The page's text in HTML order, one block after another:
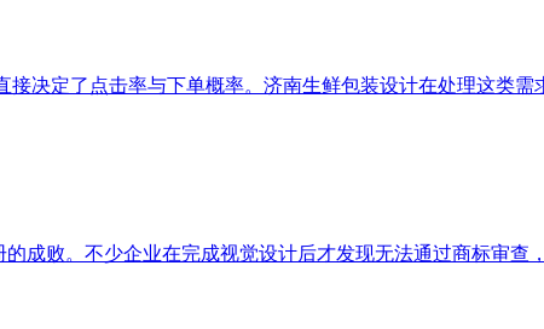
决定了点击率与下单概率。济南生鲜包装设计在处理这类
成败。不少企业在完成视觉设计后才发现无法通过商标审查